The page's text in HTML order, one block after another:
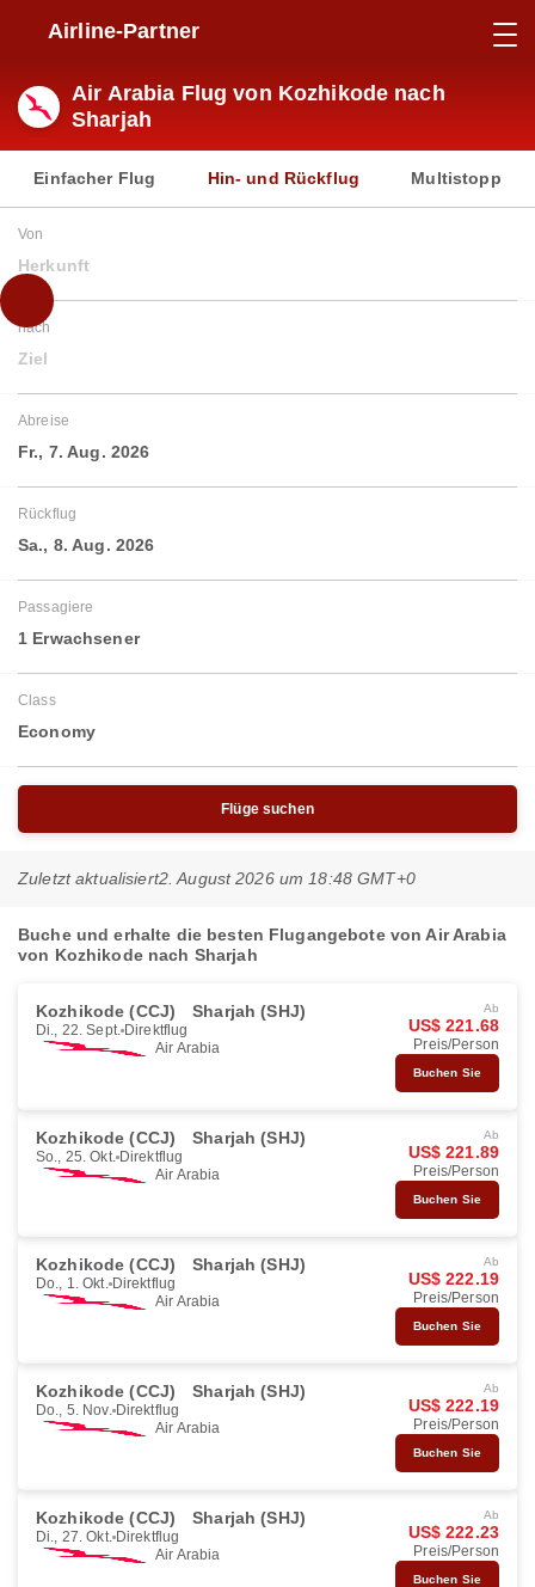
Airline-Partner
Air Arabia Flug von Kozhikode nach
Sharjah
Einfacher Flug Hin- und Rückflug Multistopp
Von
Herkunft
nach
Ziel
Abreise
Fr., 7. Aug. 2026
Rückflug
Sa., 8. Aug. 2026
Passagiere
1 Erwachsener
Class
Economy
Flüge suchen
Zuletzt aktualisiert2. August 2026 um 18:48 GMT+0
Buche und erhalte die besten Flugangebote von Air Arabia
von Kozhikode nach Sharjah
Kozhikode (CCJ) Sharjah (SHJ)
Di., 22. Sept. Direktflug
Air Arabia
Ab
US$ 221.68
Preis/Person
Buchen Sie
Kozhikode (CCJ) Sharjah (SHJ)
So., 25. Okt. Direktflug
Air Arabia
Ab
US$ 221.89
Preis/Person
Buchen Sie
Kozhikode (CCJ) Sharjah (SHJ)
Do., 1. Okt. Direktflug
Air Arabia
Ab
US$ 222.19
Preis/Person
Buchen Sie
Kozhikode (CCJ) Sharjah (SHJ)
Do., 5. Nov. Direktflug
Air Arabia
Ab
US$ 222.19
Preis/Person
Buchen Sie
Kozhikode (CCJ) Sharjah (SHJ)
Di., 27. Okt. Direktflug
Air Arabia
Ab
US$ 222.23
Preis/Person
Buchen Sie